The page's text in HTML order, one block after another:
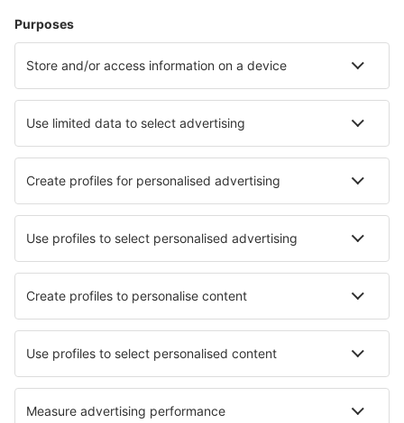
Zbor+Hotel
Află mai multe
Companii aeriene
Wizz Air
Ryanair
Lufthansa
Despre eSky